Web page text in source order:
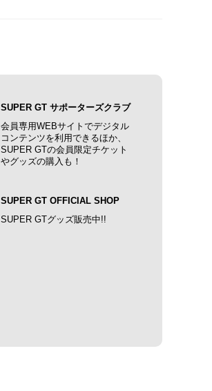
SUPER GT サポーターズクラブ
会員専用WEBサイトでデジタル
コンテンツを利用できるほか、
SUPER GTの会員限定チケット
やグッズの購入も！
SUPER GT OFFICIAL SHOP
SUPER GTグッズ販売中!!